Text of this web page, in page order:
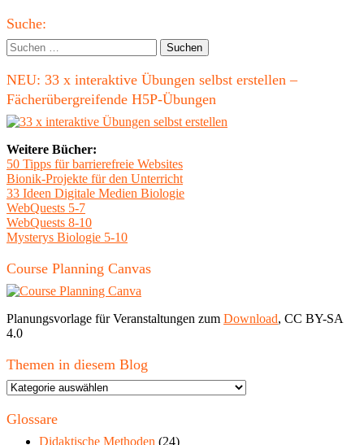
Haupt-
Seitenleiste
Suche:
Suchen
nach:
NEU: 33 x interaktive Übungen selbst erstellen –
Fächerübergreifende H5P-Übungen
Weitere Bücher:
50 Tipps für barrierefreie Websites
Bionik-Projekte für den Unterricht
33 Ideen Digitale Medien Biologie
WebQuests 5-7
WebQuests 8-10
Mysterys Biologie 5-10
Course Planning Canvas
Planungsvorlage für Veranstaltungen zum Download, CC BY-SA
4.0
Themen in diesem Blog
Themen
diesem
Glossare
Didaktische Methoden (24)